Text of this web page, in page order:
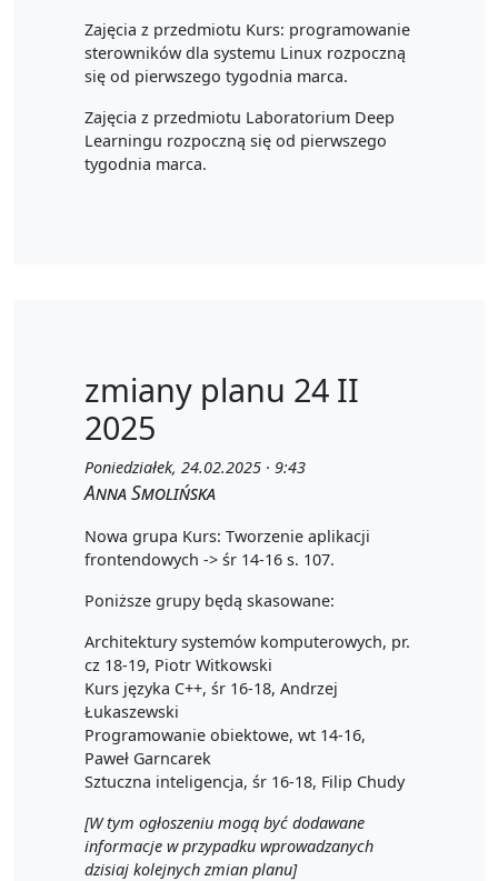
Zajęcia z przedmiotu Kurs: programowanie
sterowników dla systemu Linux rozpoczną
się od pierwszego tygodnia marca.
Zajęcia z przedmiotu Laboratorium Deep
Learningu rozpoczną się od pierwszego
tygodnia marca.
zmiany planu 24 II
2025
Poniedziałek, 24.02.2025 · 9:43
Anna Smolińska
Nowa grupa Kurs: Tworzenie aplikacji
frontendowych -> śr 14-16 s. 107.
Poniższe grupy będą skasowane:
Architektury systemów komputerowych, pr.
cz 18-19, Piotr Witkowski
Kurs języka C++, śr 16-18, Andrzej
Łukaszewski
Programowanie obiektowe, wt 14-16,
Paweł Garncarek
Sztuczna inteligencja, śr 16-18, Filip Chudy
[W tym ogłoszeniu mogą być dodawane
informacje w przypadku wprowadzanych
dzisiaj kolejnych zmian planu]